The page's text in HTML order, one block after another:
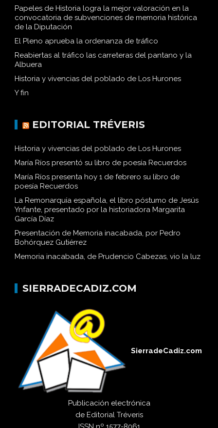
Papeles de Historia logra la mejor valoración en la
convocatoria de subvenciones de memoria histórica
de la Diputación
El Pleno aprueba la ordenanza de tráfico
Reabiertas al tráfico las carreteras del pantano y la
Albuera
Historia y vivencias del poblado de Los Hurones
Y fin
EDITORIAL TRÉVERIS
Historia y vivencias del poblado de Los Hurones
María Ríos presentó su libro de poesía Recuerdos
María Ríos presenta hoy 1 de febrero su libro de
poesía Recuerdos
La Remonarquía española, el libro póstumo de Jesús
Ynfante, presentado por la historiadora Margarita
García Díaz
Presentación de Memoria inacabada, por Pedro
Bohórquez Gutiérrez
Memoria inacabada, de Prudencio Cabezas, vio la luz
SIERRADECADIZ.COM
SierradeCadiz.com
Publicación electrónica
de Editorial Tréveris